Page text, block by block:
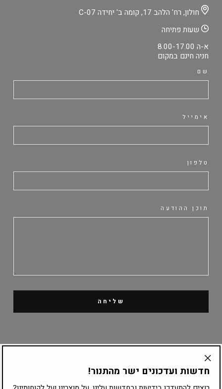
חולון, רח' הלהב 17, קומה ב' יחידה C-07
שעות פתיחה
א-ה 8.00-17.00
חניה חינם במקום
שם
אימייל
טלפון
תוכן ההודעה
שליחה
קטלוג מוצרים
ציוד לפי עיסוק
חדשות ועדכונים ישר מהתנור!
"Translation